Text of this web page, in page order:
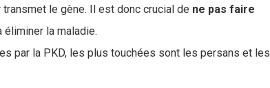
le gène. Il est donc crucial de ne pas faire
éliminer la maladie.
par la PKD, les plus touchées sont les persans et